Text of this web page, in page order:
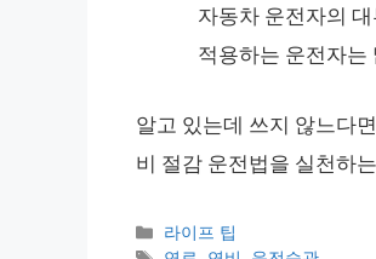
자동차 운전자의
적용하는 운전자는
알고 있는데 쓰지 않느다
비 절감 운전법을 실천하
카
라이프 팁